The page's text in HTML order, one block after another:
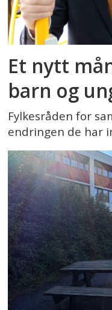
Et nytt
barn og
Fylkesråden for
endringen de har